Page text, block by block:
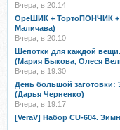
Вчера, в 20:14
ОреШИК + ТортоПОНЧИК +
Маличава)
Вчера, в 20:10
Шепотки для каждой
(Мария Быкова, Олеся
Вчера, в 19:30
День большой заготовки:
(Дарья Черненко)
Вчера, в 19:17
[VeraV] Набор CU-604.